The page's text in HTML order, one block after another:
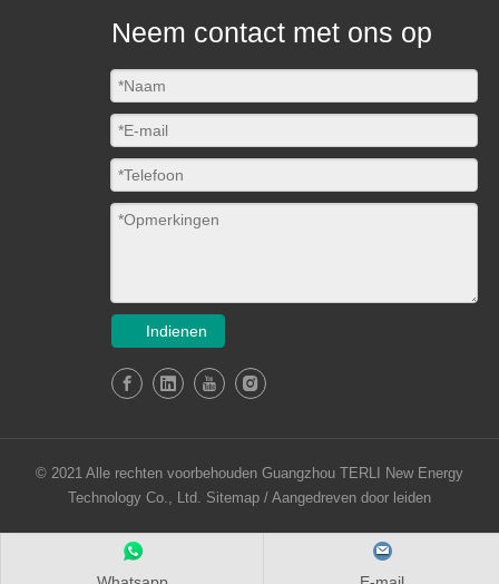
Neem contact met ons op
Indienen
© 2021 Alle rechten voorbehouden Guangzhou TERLI New Energy
Technology Co., Ltd. Sitemap / Aangedreven door leiden